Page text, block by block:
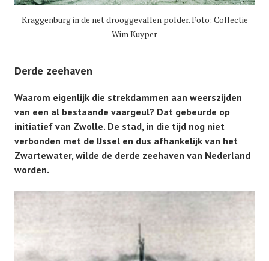
Kraggenburg in de net drooggevallen polder. Foto: Collectie
Wim Kuyper
Derde zeehaven
Waarom eigenlijk die strekdammen aan weerszijden
van een al bestaande vaargeul? Dat gebeurde op
initiatief van Zwolle. De stad, in die tijd nog niet
verbonden met de IJssel en dus afhankelijk van het
Zwartewater, wilde de derde zeehaven van Nederland
worden.